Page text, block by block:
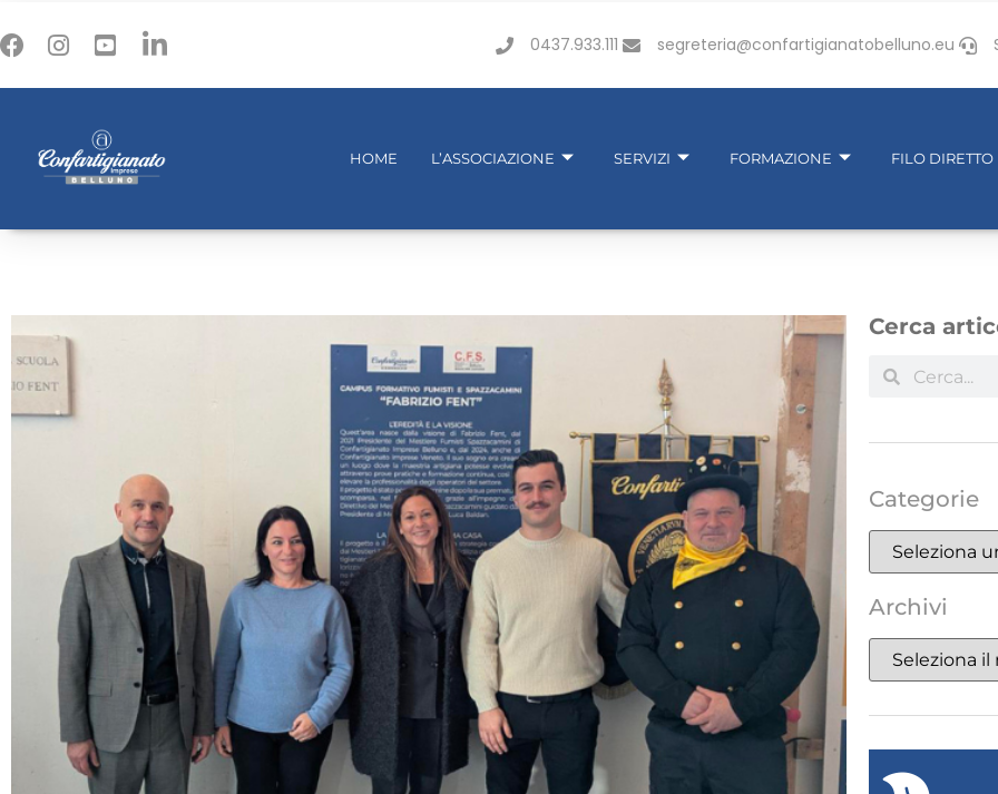
0437.933.111 segreteria@confartigianatobelluno.eu
HOME L’ASSOCIAZIONE SERVIZI FORMAZIONE FILO DIRETTO
Cerca
Categorie
Archivi